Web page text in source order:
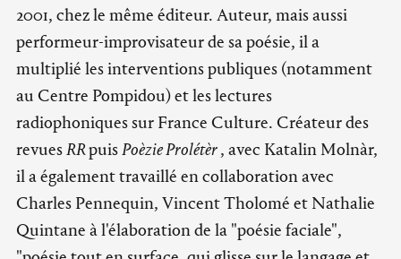
2001, chez le même éditeur. Auteur, mais aussi
performeur-improvisateur de sa poésie, il a
multiplié les interventions publiques (notamment
au Centre Pompidou) et les lectures
radiophoniques sur France Culture. Créateur des
revuesRRpuisPoèzie Prolétèr, avec Katalin Molnàr,
il a également travaillé en collaboration avec
Charles Pennequin, Vincent Tholomé et Nathalie
Quintane à l'élaboration de la "poésie faciale",